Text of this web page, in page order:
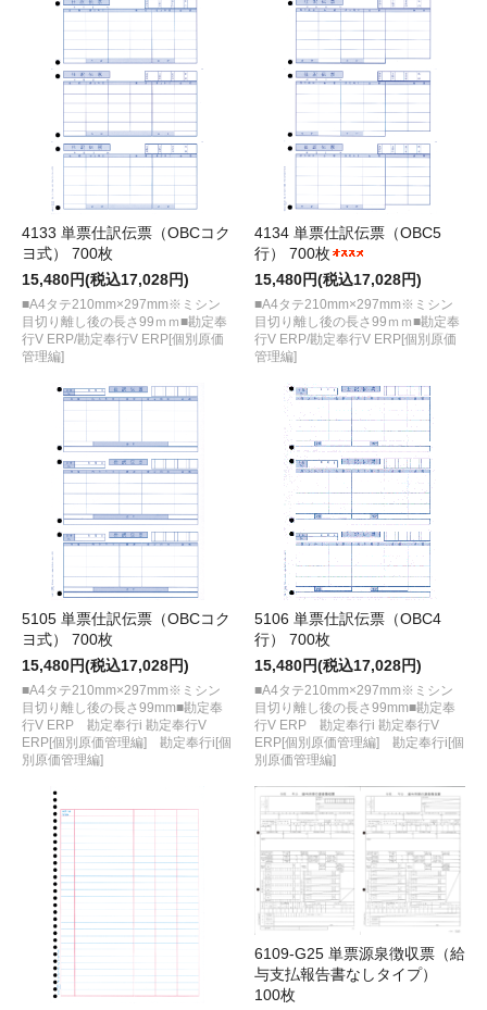
4133 単票仕訳伝票（OBCコク
ヨ式） 700枚
15,480円(税込17,028円)
■A4タテ210mm×297mm※ミシン
目切り離し後の長さ99ｍｍ■勘定奉
行V ERP/勘定奉行V ERP[個別原価
管理編]
4134 単票仕訳伝票（OBC5
行） 700枚
15,480円(税込17,028円)
■A4タテ210mm×297mm※ミシン
目切り離し後の長さ99ｍｍ■勘定奉
行V ERP/勘定奉行V ERP[個別原価
管理編]
5105 単票仕訳伝票（OBCコク
ヨ式） 700枚
15,480円(税込17,028円)
■A4タテ210mm×297mm※ミシン
目切り離し後の長さ99mm■勘定奉
行V ERP 勘定奉行i 勘定奉行V
ERP[個別原価管理編] 勘定奉行i[個
別原価管理編]
5106 単票仕訳伝票（OBC4
行） 700枚
15,480円(税込17,028円)
■A4タテ210mm×297mm※ミシン
目切り離し後の長さ99mm■勘定奉
行V ERP 勘定奉行i 勘定奉行V
ERP[個別原価管理編] 勘定奉行i[個
別原価管理編]
6109-G25 単票源泉徴収票（給
与支払報告書なしタイプ）
100枚